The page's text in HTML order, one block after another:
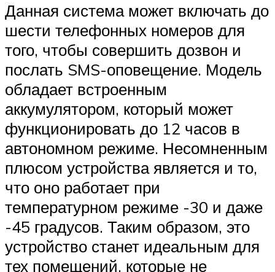
Данная система может включать до
шести телефонных номеров для
того, чтобы совершить дозвон и
послать SMS-оповещение. Модель
обладает встроенным
аккумулятором, который может
функционировать до 12 часов в
автономном режиме. Несомненным
плюсом устройства является и то,
что оно работает при
температурном режиме -30 и даже
-45 градусов. Таким образом, это
устройство станет идеальным для
тех помещений, которые не